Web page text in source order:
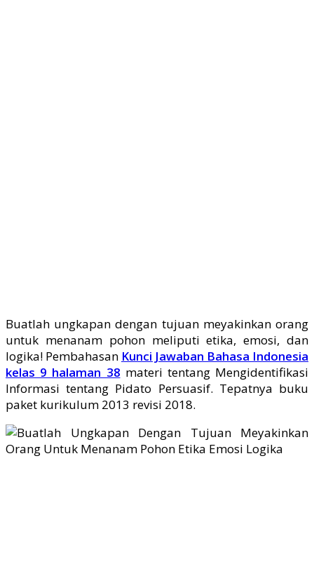
Buatlah ungkapan dengan tujuan meyakinkan orang
untuk menanam pohon meliputi etika, emosi, dan
logika! Pembahasan Kunci Jawaban Bahasa Indonesia
kelas 9 halaman 38 materi tentang Mengidentifikasi
Informasi tentang Pidato Persuasif. Tepatnya buku
paket kurikulum 2013 revisi 2018.